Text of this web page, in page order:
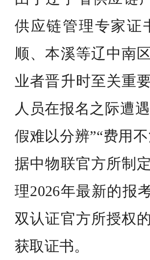
供应链管理专家证
顺、本溪等辽中南
业者晋升时至关重
人员在报名之际遭
假难以分辨”“费用
据中物联官方所制
理2026年最新的报
双认证官方所授权
获取证书。